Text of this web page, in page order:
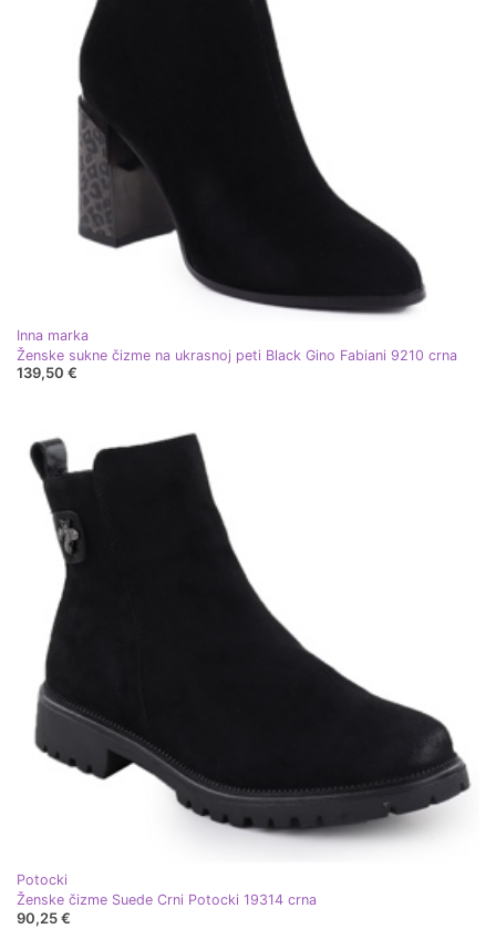
Inna marka
Ženske sukne čizme na ukrasnoj peti Black Gino Fabiani 9210 crna
139,50 €
Potocki
Ženske čizme Suede Crni Potocki 19314 crna
90,25 €